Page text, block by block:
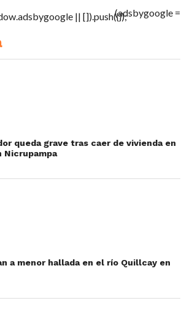
(adsbygoogle =
|| []).push({});
queda grave tras caer de vivienda en
a menor hallada en el río Quillcay en